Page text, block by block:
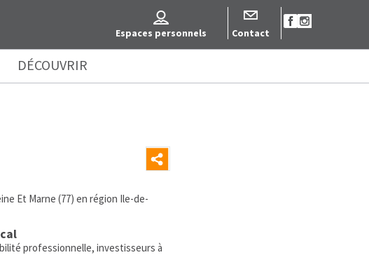
Contact
Espaces personnels
DÉCOUVRIR
Et Marne (77) en région Ile-de-
professionnelle, investisseurs à